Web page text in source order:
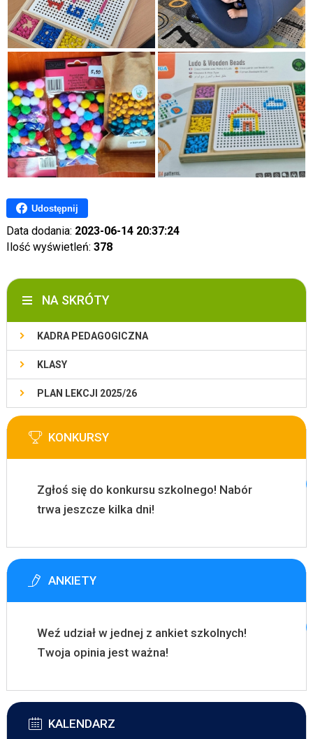
Udostępnij
Data dodania: 2023-06-14 20:37:24
Ilość wyświetleń: 378
NA SKRÓTY
KADRA PEDAGOGICZNA
KLASY
PLAN LEKCJI 2025/26
KONKURSY
Zgłoś się do konkursu szkolnego! Nabór
trwa jeszcze kilka dni!
ANKIETY
Weź udział w jednej z ankiet szkolnych!
Twoja opinia jest ważna!
KALENDARZ